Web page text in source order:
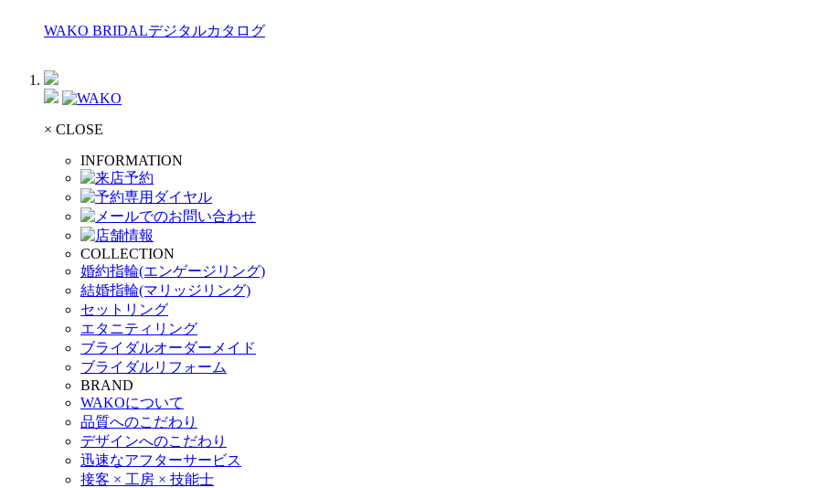
WAKO BRIDALデジタルカタログ
× CLOSE
INFORMATION
COLLECTION
婚約指輪(エンゲージリング)
結婚指輪(マリッジリング)
セットリング
エタニティリング
ブライダルオーダーメイド
ブライダルリフォーム
BRAND
WAKOについて
品質へのこだわり
デザインへのこだわり
迅速なアフターサービス
接客 × 工房 × 技能士